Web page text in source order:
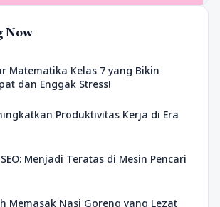
Now
Matematika Kelas 7 yang Bikin
dan Enggak Stress!
Produktivitas Kerja di Era
Menjadi Teratas di Mesin Pencari
Memasak Nasi Goreng yang Lezat